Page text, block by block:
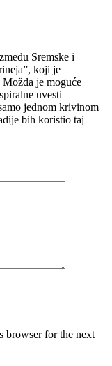
Sremske i
koji je
je moguće
uvesti
jednom krivinom
bih koristio taj
browser for the next